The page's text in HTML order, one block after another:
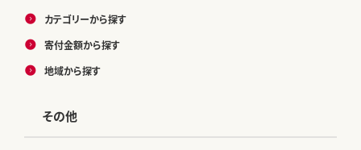
カテゴリーから探す
寄付金額から探す
地域から探す
その他